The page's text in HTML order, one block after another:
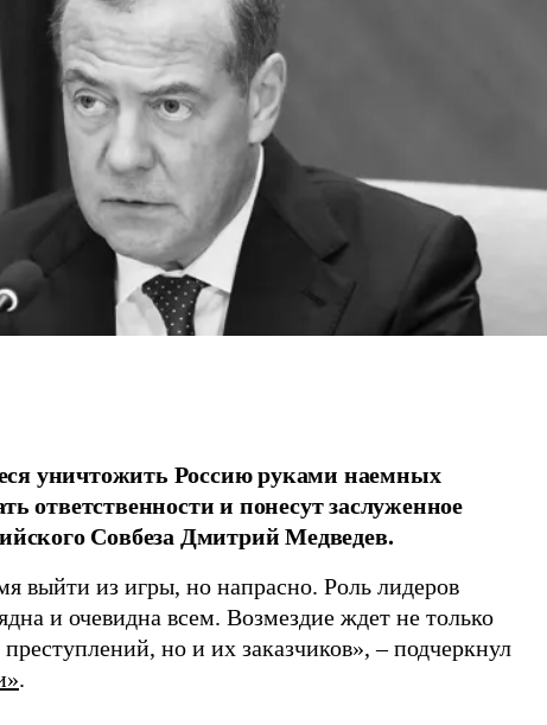
уничтожить Россию руками наемных
ответственности и понесут заслуженное
Совбеза Дмитрий Медведев.
выйти из игры, но напрасно. Роль лидеров
и очевидна всем. Возмездие ждет не только
но и их заказчиков», – подчеркнул
.